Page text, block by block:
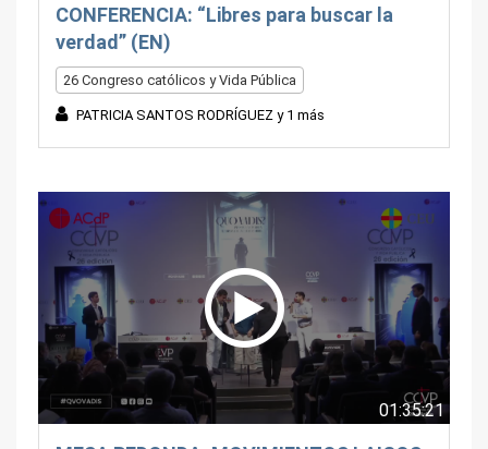
CONFERENCIA: “Libres para buscar la
verdad” (EN)
26 Congreso católicos y Vida Pública
PATRICIA SANTOS RODRÍGUEZ y 1 más
01:35:21